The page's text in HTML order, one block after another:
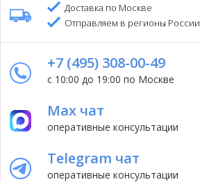
Доставка по Москве
Отправляем в регионы России
+7 (495) 308-00-49
с 10:00 до 19:00 по Москве
Max чат
оперативные консультации
Telegram чат
оперативные консультации